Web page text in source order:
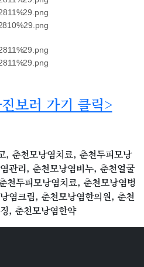
보러 가기 클릭>
, 춘천모낭염치료, 춘천두피모낭
관리, 춘천모낭염비누, 춘천얼굴
천두피모낭염치료, 춘천모낭염병
염크림, 춘천모낭염한의원, 춘천
, 춘천모낭염한약